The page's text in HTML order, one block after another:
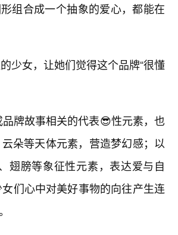
组合成一个抽象的爱心，都能在
少女，让她们觉得这个品牌“很懂
牌故事相关的代表😎性元素，也
朵等天体元素，营造梦幻感；以
翅膀等象征性元素，表达爱与自
们心中对美好事物的向往产生连